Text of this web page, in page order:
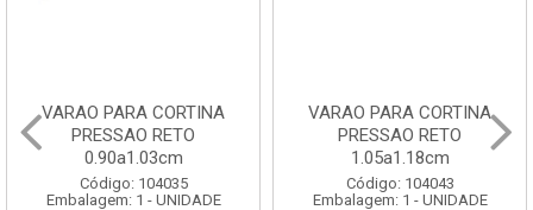
VARAO PARA CORTINA
PRESSAO RETO
0.90a1.03cm
Código: 104035
Embalagem: 1 - UNIDADE
VARAO PARA CORTINA
PRESSAO RETO
1.05a1.18cm
Código: 104043
Embalagem: 1 - UNIDADE